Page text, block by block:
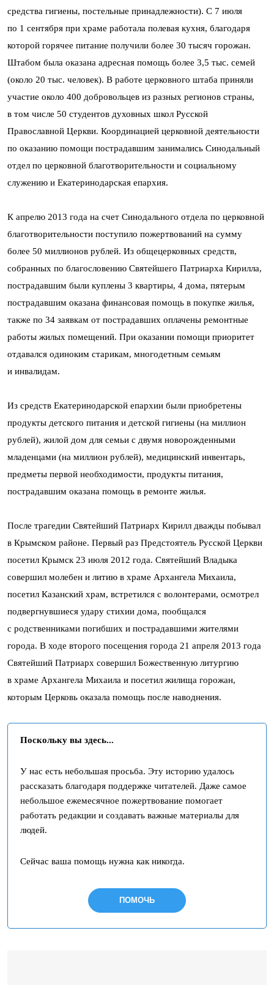
средства гигиены, постельные принадлежности). С 7 июля
по 1 сентября при храме работала полевая кухня, благодаря
которой горячее питание получили более 30 тысяч горожан.
Штабом была оказана адресная помощь более 3,5 тыс. семей
(около 20 тыс. человек). В работе церковного штаба приняли
участие около 400 добровольцев из разных регионов страны,
в том числе 50 студентов духовных школ Русской
Православной Церкви. Координацией церковной деятельности
по оказанию помощи пострадавшим занимались Синодальный
отдел по церковной благотворительности и социальному
служению и Екатеринодарская епархия.
К апрелю 2013 года на счет Синодального отдела по церковной
благотворительности поступило пожертвований на сумму
более 50 миллионов рублей. Из общецерковных средств,
собранных по благословению Святейшего Патриарха Кирилла,
пострадавшим были куплены 3 квартиры, 4 дома, пятерым
пострадавшим оказана финансовая помощь в покупке жилья,
также по 34 заявкам от пострадавших оплачены ремонтные
работы жилых помещений. При оказании помощи приоритет
отдавался одиноким старикам, многодетным семьям
и инвалидам.
Из средств Екатеринодарской епархии были приобретены
продукты детского питания и детской гигиены (на миллион
рублей), жилой дом для семьи с двумя новорожденными
младенцами (на миллион рублей), медицинский инвентарь,
предметы первой необходимости, продукты питания,
пострадавшим оказана помощь в ремонте жилья.
После трагедии Святейший Патриарх Кирилл дважды побывал
в Крымском районе. Первый раз Предстоятель Русской Церкви
посетил Крымск 23 июля 2012 года. Святейший Владыка
совершил молебен и литию в храме Архангела Михаила,
посетил Казанский храм, встретился с волонтерами, осмотрел
подвергнувшиеся удару стихии дома, пообщался
с родственниками погибших и пострадавшими жителями
города. В ходе второго посещения города 21 апреля 2013 года
Святейший Патриарх совершил Божественную литургию
в храме Архангела Михаила и посетил жилища горожан,
которым Церковь оказала помощь после наводнения.
Поскольку вы здесь...
У нас есть небольшая просьба. Эту историю удалось
рассказать благодаря поддержке читателей. Даже самое
небольшое ежемесячное пожертвование помогает
работать редакции и создавать важные материалы для
людей.
Сейчас ваша помощь нужна как никогда.
ПОМОЧЬ